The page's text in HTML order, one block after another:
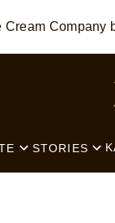
SEARCH
Company
STORIES